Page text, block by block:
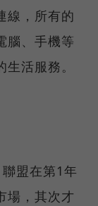
線，所有的
腦、手機等
活服務。
盟在第1年
場，其次才